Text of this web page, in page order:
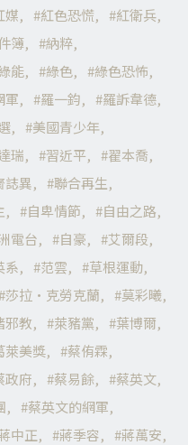
媒 紅色恐慌
紅衛兵
簿
納粹
能 綠色
綠色恐怖
軍 羅一鈞
羅訴韋德
美國青少年
瑞 習近平
翟本喬
誌異
聯合再生
自卑情節
自由之路
電台 自豪
艾爾段
系 范雲
草根運動
莎拉·克勞克蘭
莫彩曦
邪教 萊豬黨
葉博爾
萊美獎
蔡侑霖
政府 蔡易餘
蔡英文
蔡英文的網軍
中正 蔣季容
蔣萬安